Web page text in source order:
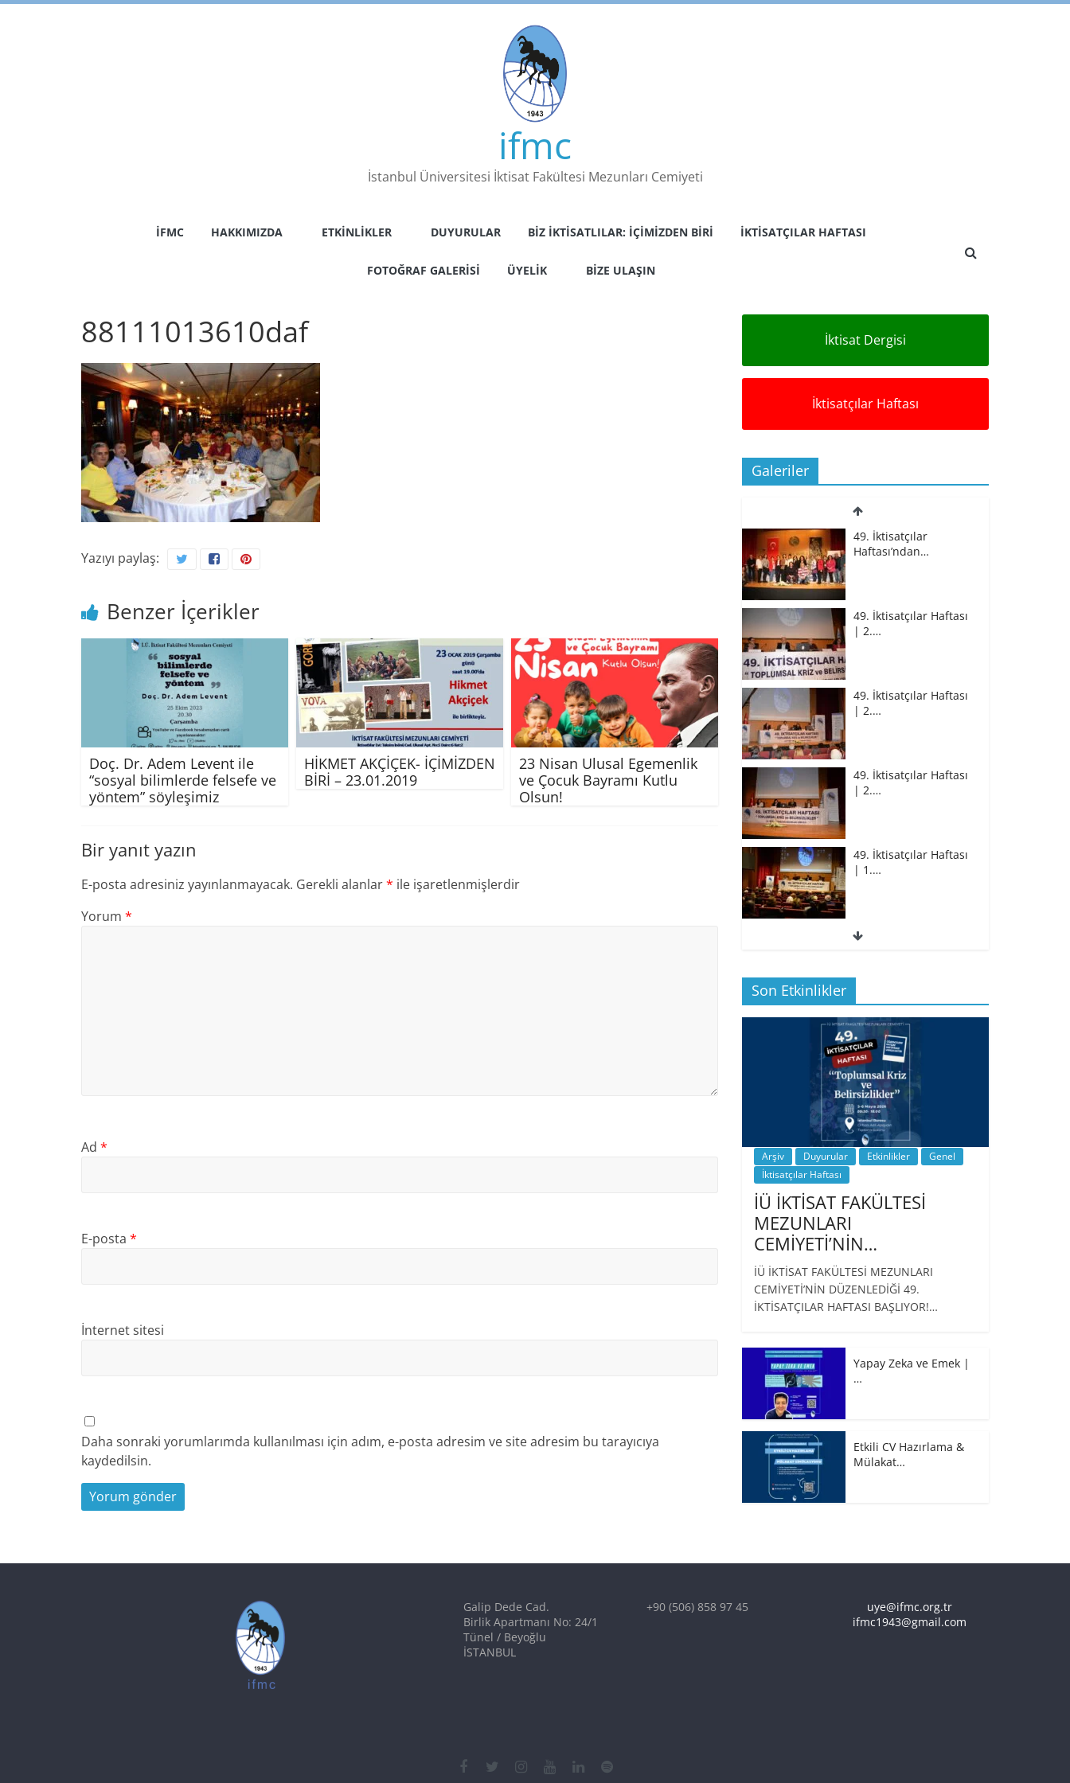
Skip
ifmc
İstanbul Üniversitesi İktisat Fakültesi Mezunları Cemiyeti
İFMC HAKKIMIZDA ETKINLIKLER DUYURULAR BIZ İKTISATLILAR: İÇIMIZDEN BIRI İKTISATÇILAR HAFTASI
FOTOĞRAF GALERISI ÜYELIK BIZE ULAŞIN
88111013610daf
Yazıyı paylaş:
Benzer İçerikler
Doç. Dr. Adem Levent ile
“sosyal bilimlerde felsefe ve
yöntem” söyleşimiz
HİKMET AKÇİÇEK- İÇİMİZDEN
BİRİ – 23.01.2019
23 Nisan Ulusal Egemenlik
ve Çocuk Bayramı Kutlu
Olsun!
Bir yanıt yazın
E-posta adresiniz yayınlanmayacak. Gerekli alanlar* ile işaretlenmişlerdir
Yorum *
Ad *
E-posta *
İnternet sitesi
Daha sonraki yorumlarımda kullanılması için adım, e-posta adresim ve site adresim bu tarayıcıya
kaydedilsin.
İktisat Dergisi
İktisatçılar Haftası
Galeriler
49. İktisatçılar
Haftası’ndan…
49. İktisatçılar Haftası
| 2.…
49. İktisatçılar Haftası
| 2.…
49. İktisatçılar Haftası
| 2.…
49. İktisatçılar Haftası
| 1.…
49. İktisatçılar Haftası
BİZ İKTİSATLILAR:
İÇİMİZDEN BİRİ PROF.…
Son Etkinlikler
Arşiv Duyurular Etkinlikler
Genel
İktisatçılar Haftası
İÜ İKTİSAT FAKÜLTESİ
MEZUNLARI
CEMİYETİ’NİN…
İÜ İKTİSAT FAKÜLTESİ MEZUNLARI
CEMİYETİ’NİN DÜZENLEDİĞİ 49.
İKTİSATÇILAR HAFTASI BAŞLIYOR!…
Yapay Zeka ve Emek |
…
Etkili CV Hazırlama &
Mülakat…
Galip Dede Cad.
Birlik Apartmanı No: 24/1
Tünel / Beyoğlu
İSTANBUL
+90 (506) 858 97 45
uye@ifmc.org.tr
ifmc1943@gmail.com